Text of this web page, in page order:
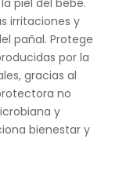
piel del bebé.
irritaciones y
pañal. Protege
por la
gracias al
no
y
bienestar y